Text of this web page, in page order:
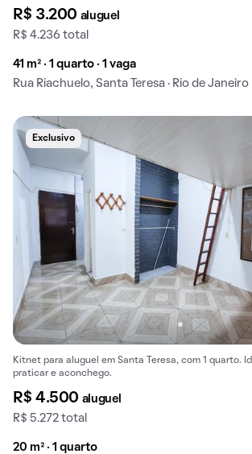
R$ 3.200 aluguel
R$ 4.236 total
41 m² · 1 quarto · 1 vaga
Rua Riachuelo, Santa Teresa · Rio de Janeiro
Exclusivo
Kitnet para aluguel em Santa Teresa, com 1 quarto.
praticar e aconchego.
R$ 4.500 aluguel
R$ 5.272 total
20 m² · 1 quarto